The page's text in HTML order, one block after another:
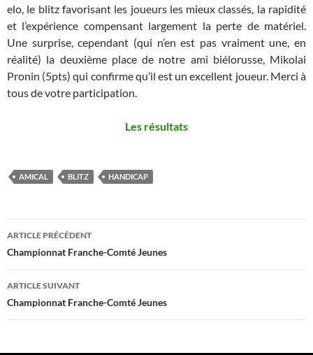
elo, le blitz favorisant les joueurs les mieux classés, la rapidité
et l’expérience compensant largement la perte de matériel.
Une surprise, cependant (qui n’en est pas vraiment une, en
réalité) la deuxième place de notre ami biélorusse, Mikolai
Pronin (5pts) qui confirme qu’il est un excellent joueur. Merci à
tous de votre participation.
Les résultats
AMICAL BLITZ HANDICAP
Navigation
des
articles
ARTICLE PRÉCÉDENT
Championnat Franche-Comté Jeunes
ARTICLE SUIVANT
Championnat Franche-Comté Jeunes